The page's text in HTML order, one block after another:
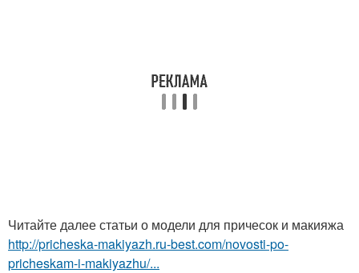
Читайте далее статьи о модели для причесок и макияжа
http://pricheska-makiyazh.ru-best.com/novosti-po-
pricheskam-i-makiyazhu/...